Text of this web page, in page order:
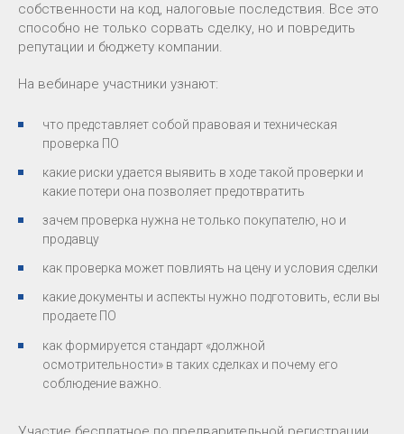
собственности на код, налоговые последствия. Все это
способно не только сорвать сделку, но и повредить
репутации и бюджету компании.
На вебинаре участники узнают:
что представляет собой правовая и техническая
проверка ПО
какие риски удается выявить в ходе такой проверки и
какие потери она позволяет предотвратить
зачем проверка нужна не только покупателю, но и
продавцу
как проверка может повлиять на цену и условия сделки
какие документы и аспекты нужно подготовить, если вы
продаете ПО
как формируется стандарт «должной
осмотрительности» в таких сделках и почему его
соблюдение важно.